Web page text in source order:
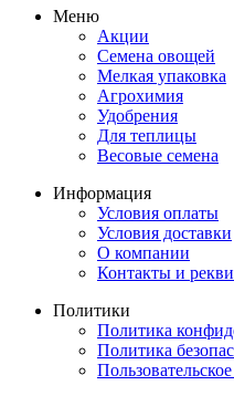
Меню
Акции
Семена овощей
Мелкая упаковка
Агрохимия
Удобрения
Для теплицы
Весовые семена
Информация
Условия оплаты
Условия доставки
О компании
Контакты и
Политики
Политика
Политика